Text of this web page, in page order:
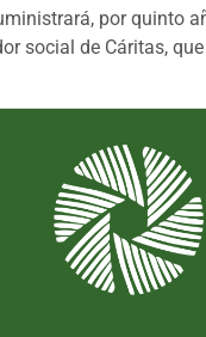
por quinto
social de Cáritas,